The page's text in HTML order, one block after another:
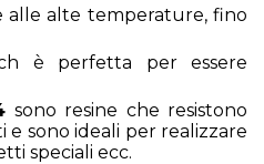
alle alte temperature, fino
è perfetta per essere
sono resine che resistono
sono ideali per realizzare
speciali ecc.